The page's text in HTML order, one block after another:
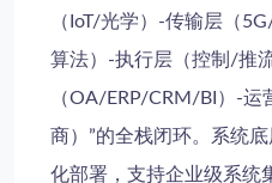
（IoT/光学）-传输层（
算法）-执行层（控制/推
（OA/ERP/CRM/BI）-
商）”的全栈闭环。系统底
化部署 ，支持企业级系统